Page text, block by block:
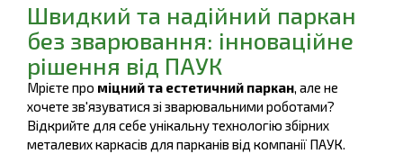
Швидкий та надійний паркан
без зварювання: інноваційне
рішення від ПАУК
Мрієте про міцний та естетичний паркан, але не
хочете зв'язуватися зі зварювальними роботами?
Відкрийте для себе унікальну технологію збірних
металевих каркасів для парканів від компанії ПАУК.